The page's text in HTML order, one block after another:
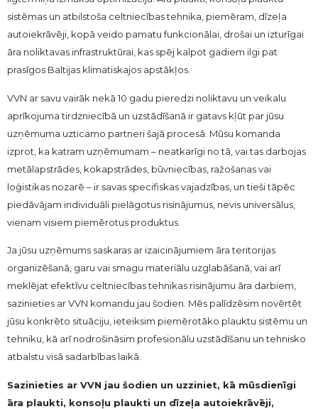
sistēmas un atbilstoša celtniecības tehnika, piemēram, dīzeļa
autoiekrāvēji, kopā veido pamatu funkcionālai, drošai un izturīgai
āra noliktavas infrastruktūrai, kas spēj kalpot gadiem ilgi pat
prasīgos Baltijas klimatiskajos apstākļos.
VVN ar savu vairāk nekā 10 gadu pieredzi noliktavu un veikalu
aprīkojuma tirdzniecībā un uzstādīšanā ir gatavs kļūt par jūsu
uzņēmuma uzticamo partneri šajā procesā. Mūsu komanda
izprot, ka katram uzņēmumam – neatkarīgi no tā, vai tas darbojas
metālapstrādes, kokapstrādes, būvniecības, ražošanas vai
loģistikas nozarē – ir savas specifiskas vajadzības, un tieši tāpēc
piedāvājam individuāli pielāgotus risinājumus, nevis universālus,
vienam visiem piemērotus produktus.
Ja jūsu uzņēmums saskaras ar izaicinājumiem āra teritorijas
organizēšanā, garu vai smagu materiālu uzglabāšanā, vai arī
meklējat efektīvu celtniecības tehnikas risinājumu āra darbiem,
sazinieties ar VVN komandu jau šodien. Mēs palīdzēsim novērtēt
jūsu konkrēto situāciju, ieteiksim piemērotāko plauktu sistēmu un
tehniku, kā arī nodrošināsim profesionālu uzstādīšanu un tehnisko
atbalstu visā sadarbības laikā.
Sazinieties ar VVN jau šodien un uzziniet, kā mūsdienīgi
āra plaukti, konsoļu plaukti un dīzeļa autoiekrāvēji,